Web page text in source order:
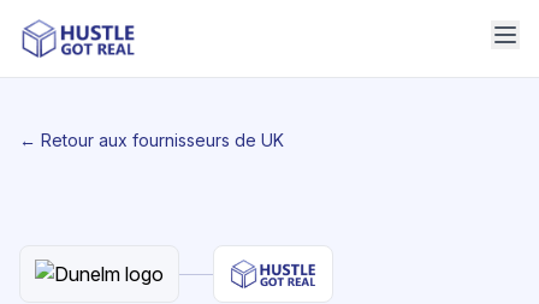
← Retour aux fournisseurs de UK